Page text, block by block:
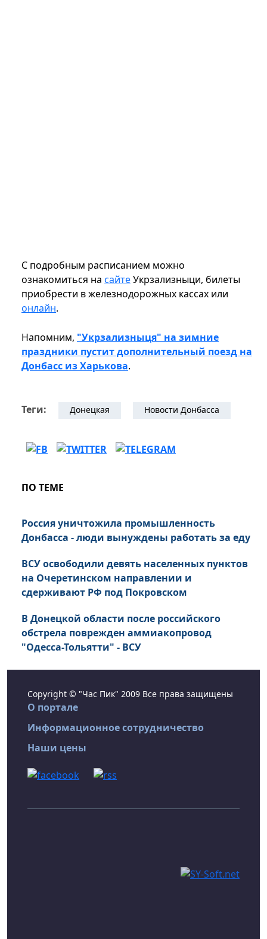
С подробным расписанием можно
ознакомиться на сайтеУкрзализныци, билеты
приобрести в железнодорожных кассах или
онлайн.
Напомним, "Укрзализныця" на зимние
праздники пустит дополнительный поезд на
Донбасс из Харькова.
Теги: Донецкая Новости Донбасса
ПО ТЕМЕ
Россия уничтожила промышленность
Донбасса - люди вынуждены работать за еду
ВСУ освободили девять населенных пунктов
на Очеретинском направлении и
сдерживают РФ под Покровском
В Донецкой области после российского
обстрела поврежден аммиакопровод
"Одесса-Тольятти" - ВСУ
Copyright © "Час Пик" 2009 Все права защищены
О портале
Информационное сотрудничество
Наши цены